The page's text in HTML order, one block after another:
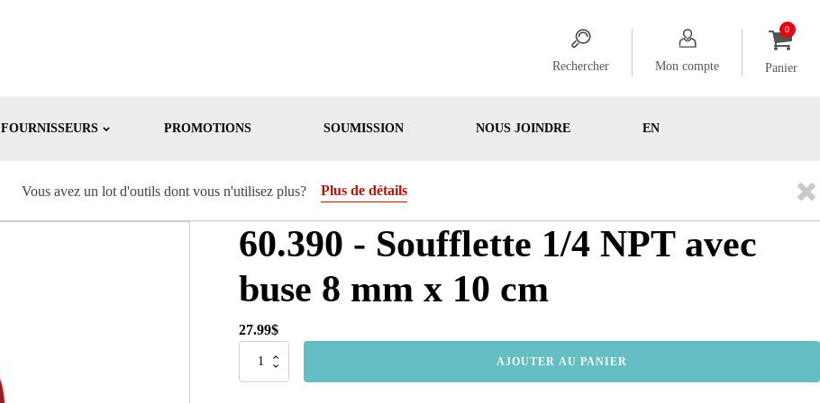
Rechercher Mon compte Panier
FOURNISSEURS PROMOTIONS SOUMISSION NOUS JOINDRE EN
Vous avez un lot d'outils dont vous n'utilisez plus? Plus de détails
60.390 - Soufflette 1/4 NPT avec
buse 8 mm x 10 cm
27.99$
quantité
AJOUTER AU PANIER